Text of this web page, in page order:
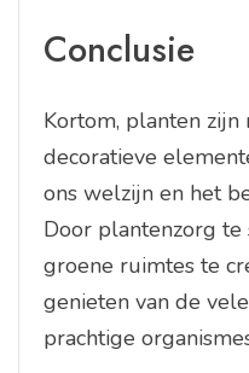
Conclusie
Kortom, planten
decoratieve
ons welzijn en het
Door plantenzorg
groene ruimtes te
genieten van de
prachtige